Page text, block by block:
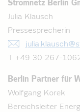
Stromnetz Berlin
Julia Klausch
Pressesprecherin
T +49 30 267-
Berlin Partner für
Wolfgang Korek
Bereichsleiter